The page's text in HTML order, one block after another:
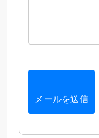
メールを送信